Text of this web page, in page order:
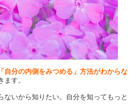
「自分の内側をみつめる」方法がわからな
ます。
ないから知りたい。自分を知ってもっと